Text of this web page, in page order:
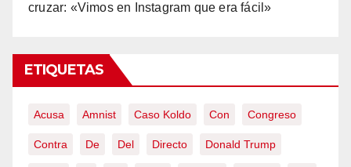
cruzar: «Vimos en Instagram que era fácil»
ETIQUETAS
Acusa Amnist Caso Koldo Con Congreso
Contra De Del Directo Donald Trump